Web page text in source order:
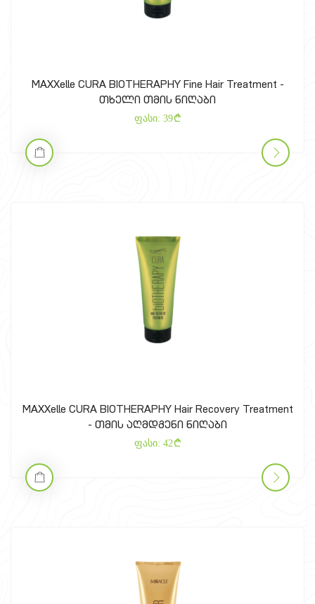
MAXXelle CURA BIOTHERAPHY Fine Hair Treatment -
თხელი თმის ნიღაბი
ფასი: 39
MAXXelle CURA BIOTHERAPHY Hair Recovery Treatment
- თმის აღმდგენი ნიღაბი
ფასი: 42